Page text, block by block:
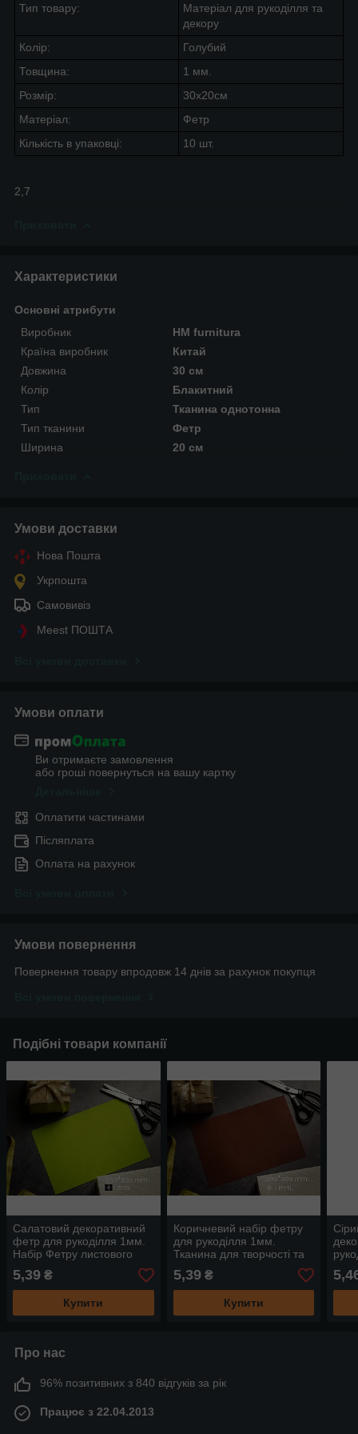
Тип товару:
Матеріал для рукоділля та
декору
Колір:
Голубий
Товщина:
1 мм.
Розмір:
30х20см
Матеріал:
Фетр
Кількість в упаковці:
10 шт.
2,7
Характеристики
Основні атрибути
Виробник
HM furnitura
Країна виробник
Китай
Довжина
30 см
Колір
Блакитний
Тип
Тканина однотонна
Тип тканини
Фетр
Ширина
20 см
Умови доставки
Нова Пошта
Укрпошта
Самовивіз
Meest ПОШТА
Умови оплати
Ви отримаєте замовлення
або гроші повернуться на вашу картку
Оплатити частинами
Післяплата
Оплата на рахунок
Умови повернення
Повернення товару впродовж 14 днів за рахунок покупця
Подібні товари компанії
Салатовий декоративний
фетр для рукоділля 1мм.
Набір Фетру листового
декупажу
5,39 ₴
Купити
Коричневий набір фетру
для рукоділля 1мм.
Тканина для творчості та
Декоративний
5,39 ₴
Купити
Про нас
96% позитивних з 840 відгуків за рік
Працює з 22.04.2013